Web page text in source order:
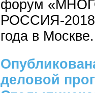
форум
РОССИЯ-
года в Москве.
деловой